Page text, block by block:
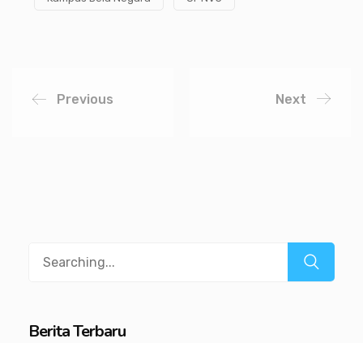
Previous Next
Berita Terbaru